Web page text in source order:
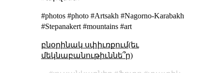
#photos #photo #Artsakh #Nagorno-Karabakh
#Stepanakert #mountains #art
բնօրինակ սփիւռքում(եւ
մեկնաբանութիւննե՞ր)